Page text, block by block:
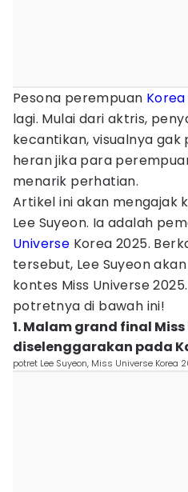
Pesona perempuan Korea
lagi. Mulai dari aktris,
kecantikan, visualnya gak
heran jika para
menarik perhatian.
Artikel ini akan mengajak
Lee Suyeon. Ia adalah
Universe Korea 2025.
tersebut, Lee Suyeon
kontes Miss Universe
potretnya di bawah ini!
1. Malam grand final Miss
diselenggarakan pada
potret Lee Suyeon, Miss Universe